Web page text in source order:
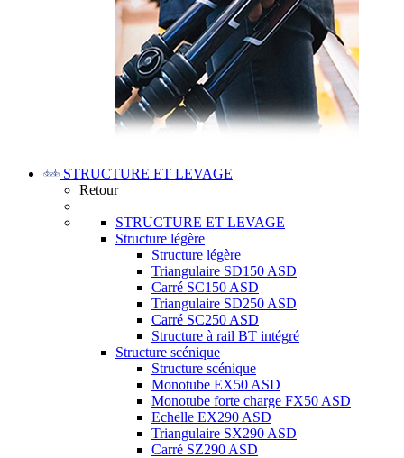
STRUCTURE ET LEVAGE
Retour
STRUCTURE ET LEVAGE
Structure légère
Structure légère
Triangulaire SD150 ASD
Carré SC150 ASD
Triangulaire SD250 ASD
Carré SC250 ASD
Structure à rail BT intégré
Structure scénique
Structure scénique
Monotube EX50 ASD
Monotube forte charge FX50 ASD
Echelle EX290 ASD
Triangulaire SX290 ASD
Carré SZ290 ASD